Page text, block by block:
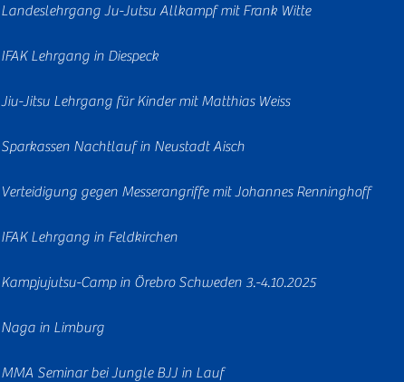
Landeslehrgang Ju-Jutsu Allkampf mit Frank Witte
IFAK Lehrgang in Diespeck
Jiu-Jitsu Lehrgang für Kinder mit Matthias Weiss
Sparkassen Nachtlauf in Neustadt Aisch
Verteidigung gegen Messerangriffe mit Johannes Renninghoff
IFAK Lehrgang in Feldkirchen
Kampjujutsu-Camp in Örebro Schweden 3.-4.10.2025
Naga in Limburg
MMA Seminar bei Jungle BJJ in Lauf